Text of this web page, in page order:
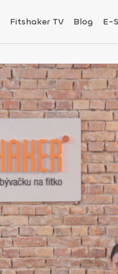
Fitshaker TV Blog E-